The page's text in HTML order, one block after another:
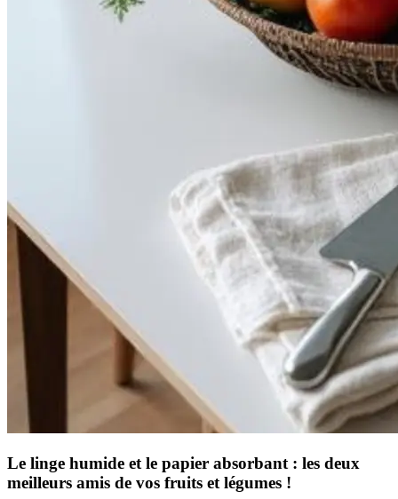
Le linge humide et le papier absorbant : les deux
meilleurs amis de vos fruits et légumes !